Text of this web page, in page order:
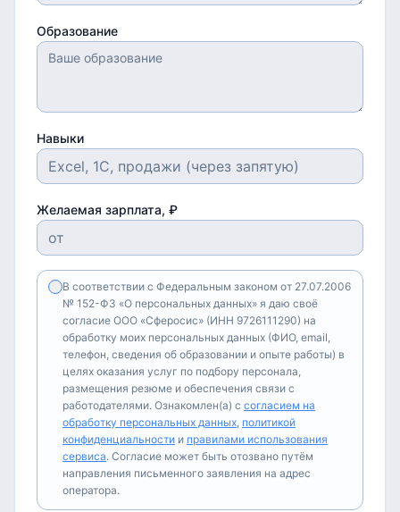
Образование
Навыки
Желаемая зарплата, ₽
В соответствии с Федеральным законом от 27.07.2006
№ 152-ФЗ «О персональных данных» я даю своё
согласие ООО «Сферосис» (ИНН 9726111290) на
обработку моих персональных данных (ФИО, email,
телефон, сведения об образовании и опыте работы) в
целях оказания услуг по подбору персонала,
размещения резюме и обеспечения связи с
работодателями. Ознакомлен(а) с согласием на
обработку персональных данных, политикой
конфиденциальности и правилами использования
сервиса. Согласие может быть отозвано путём
направления письменного заявления на адрес
оператора.